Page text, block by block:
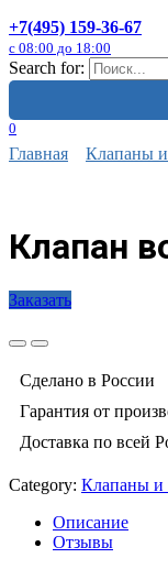
+7(495) 159-36-67
с 08:00 до 18:00
Search for:
0
Главная Клапаны и
Клапан
Заказать
Сделано в России
Гарантия от
Доставка по всей
Category: Клапаны и
Описание
Отзывы